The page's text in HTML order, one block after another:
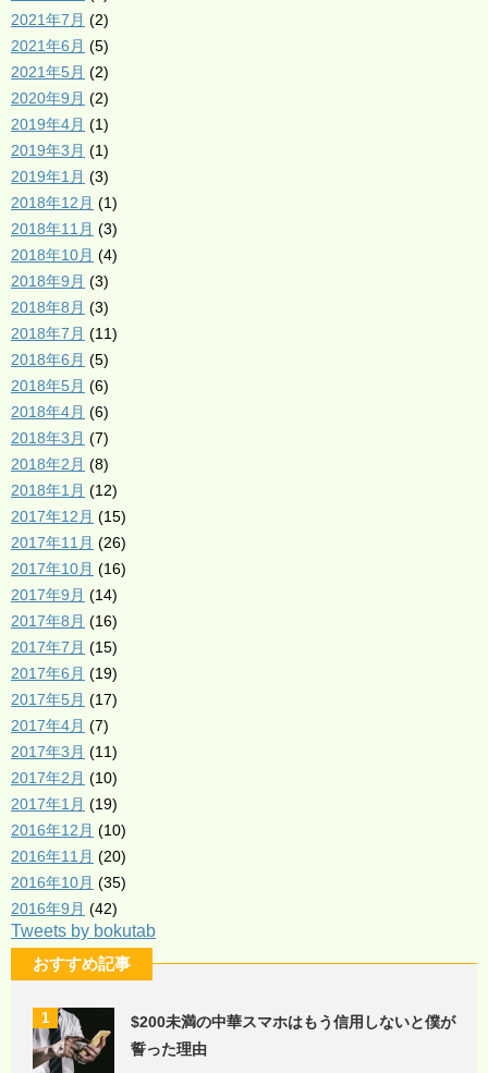
2021年7月 (2)
2021年6月 (5)
2021年5月 (2)
2020年9月 (2)
2019年4月 (1)
2019年3月 (1)
2019年1月 (3)
2018年12月 (1)
2018年11月 (3)
2018年10月 (4)
2018年9月 (3)
2018年8月 (3)
2018年7月 (11)
2018年6月 (5)
2018年5月 (6)
2018年4月 (6)
2018年3月 (7)
2018年2月 (8)
2018年1月 (12)
2017年12月 (15)
2017年11月 (26)
2017年10月 (16)
2017年9月 (14)
2017年8月 (16)
2017年7月 (15)
2017年6月 (19)
2017年5月 (17)
2017年4月 (7)
2017年3月 (11)
2017年2月 (10)
2017年1月 (19)
2016年12月 (10)
2016年11月 (20)
2016年10月 (35)
2016年9月 (42)
Tweets by bokutab
おすすめ記事
1
$200未満の中華スマホはもう信用しないと僕が
誓った理由